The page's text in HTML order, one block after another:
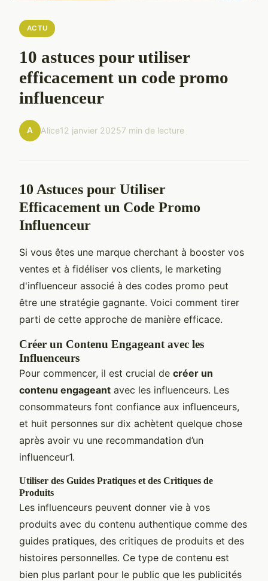
ACTU
10 astuces pour utiliser
efficacement un code promo
influenceur
A Alice12 janvier 20257 min de lecture
10 Astuces pour Utiliser
Efficacement un Code Promo
Influenceur
Si vous êtes une marque cherchant à booster vos
ventes et à fidéliser vos clients, le marketing
d'influenceur associé à des codes promo peut
être une stratégie gagnante. Voici comment tirer
parti de cette approche de manière efficace.
Créer un Contenu Engageant avec les
Influenceurs
Pour commencer, il est crucial de créer un
contenu engageant avec les influenceurs. Les
consommateurs font confiance aux influenceurs,
et huit personnes sur dix achètent quelque chose
après avoir vu une recommandation d’un
influenceur1.
Utiliser des Guides Pratiques et des Critiques de
Produits
Les influenceurs peuvent donner vie à vos
produits avec du contenu authentique comme des
guides pratiques, des critiques de produits et des
histoires personnelles. Ce type de contenu est
bien plus parlant pour le public que les publicités